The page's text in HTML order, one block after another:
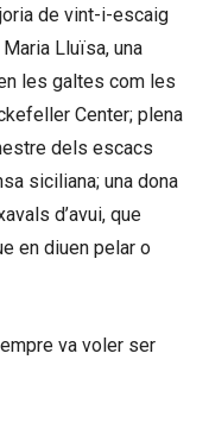
de vint-i-escaig
Maria Lluïsa, una
les galtes com les
Center; plena
dels escacs
siciliana; una dona
d’avui, que
en diuen pelar o
va voler ser